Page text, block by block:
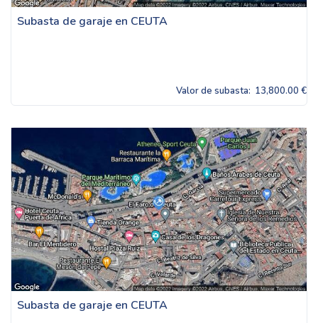
Subasta de garaje en CEUTA
Valor de subasta: 13,800.00 €
Subasta de garaje en CEUTA